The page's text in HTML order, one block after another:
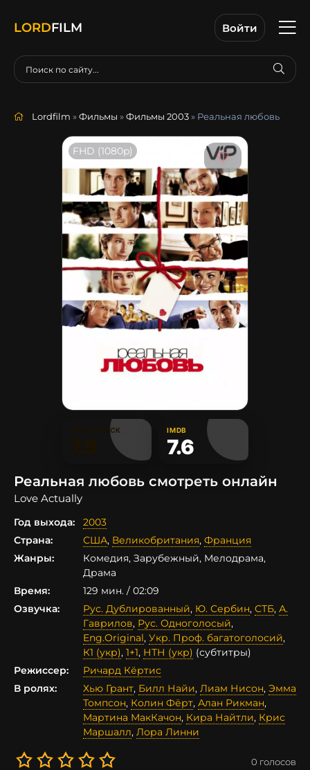
LORDFILM Войти
Lordfilm »Фильмы »Фильмы 2003» Реальная любовь
FHD (1080p)
КИНОПОИСК IMDB
7.6
Реальная любовь смотреть онлайн
Love Actually
Год выхода:
2003
Страна:
США, Великобритания, Франция
Жанры:
Комедия, Зарубежный, Мелодрама,
Драма
Время:
129 мин. / 02:09
Озвучка:
Рус. Дублированный, Ю. Сербин, СТБ, А.
Гаврилов, Рус. Одноголосый,
Eng.Original, Укр. Проф. багатоголосий,
К1 (укр), 1+1, НТН (укр) (субтитры)
Режиссер:
Ричард Кёртис
В ролях:
Хью Грант, Билл Найи, Лиам Нисон, Эмма
Томпсон, Колин Фёрт, Алан Рикман,
Мартина МакКачон, Кира Найтли, Крис
Маршалл, Лора Линни
0 голосов